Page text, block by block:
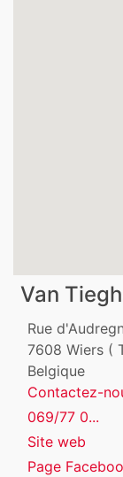
Van
Rue
7608 Wiers (
Belgique
Contactez-
069/77 0...
Site web
Page